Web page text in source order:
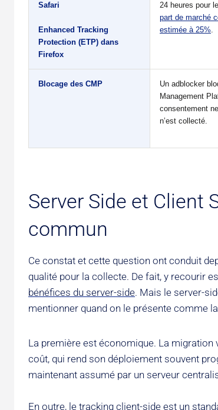
Safari
Enhanced Tracking
Protection (ETP) dans
Firefox
24 heures pour
part de marché
estimée à 25%.
Blocage des CMP
Un adblocker
Management
consentement
n’est collecté.
Server Side et Client
commun
Ce constat et cette question ont conduit
qualité pour la collecte. De fait, y recourir
bénéfices du server-side. Mais le server-
mentionner quand on le présente comme
La première est économique. La
coût, qui rend son déploiement souvent
maintenant assumé par un serveur
En outre, le tracking client-side est un